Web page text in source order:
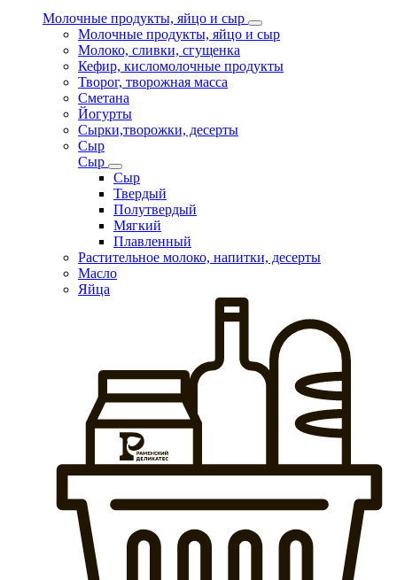
Молочные продукты, яйцо и сыр
Молочные продукты, яйцо и сыр
Молоко, сливки, сгущенка
Кефир, кисломолочные продукты
Творог, творожная масса
Сметана
Йогурты
Сырки,творожки, десерты
Сыр
Сыр
Сыр
Твердый
Полутвердый
Мягкий
Плавленный
Растительное молоко, напитки, десерты
Масло
Яйца